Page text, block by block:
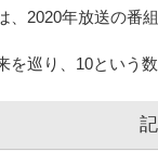
、2020年放送の番
を巡り、10という